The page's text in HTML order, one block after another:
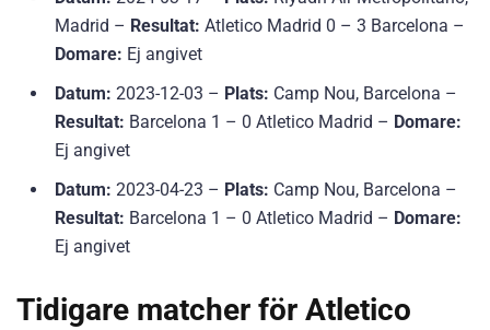
Madrid – Resultat: Atletico Madrid 0 – 3 Barcelona –
Domare: Ej angivet
Datum: 2023-12-03 – Plats: Camp Nou, Barcelona –
Resultat: Barcelona 1 – 0 Atletico Madrid – Domare:
Ej angivet
Datum: 2023-04-23 – Plats: Camp Nou, Barcelona –
Resultat: Barcelona 1 – 0 Atletico Madrid – Domare:
Ej angivet
Tidigare matcher för Atletico